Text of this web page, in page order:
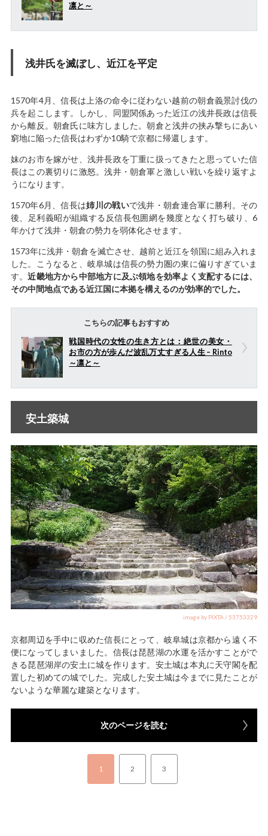
凛と～
浅井氏を滅ぼし、近江を平定
1570年4月、信長は上洛の命令に従わない越前の朝倉義景討伐の
兵を起こします。しかし、同盟関係あった近江の浅井長政は信長
から離反。朝倉氏に味方しました。朝倉と浅井の挟み撃ちにあい
窮地に陥った信長はわずか10騎で京都に帰還します。
妹のお市を嫁がせ、浅井長政を丁重に扱ってきたと思っていた信
長はこの裏切りに激怒。浅井・朝倉軍と激しい戦いを繰り返すよ
うになります。
1570年6月、信長は姉川の戦いで浅井・朝倉連合軍に勝利。その
後、足利義昭が組織する反信長包囲網を幾度となく打ち破り、6
年かけて浅井・朝倉の勢力を弱体化させます。
1573年に浅井・朝倉を滅亡させ、越前と近江を領国に組み入れま
した。こうなると、岐阜城は信長の勢力圏の東に偏りすぎていま
す。近畿地方から中部地方に及ぶ領地を効率よく支配するには、
その中間地点である近江国に本拠を構えるのが効率的でした。
こちらの記事もおすすめ
戦国時代の女性の生き方とは：絶世の美女・
お市の方が歩んだ波乱万丈すぎる人生 – Rinto
～凛と～
安土築城
image by PIXTA / 53753329
京都周辺を手中に収めた信長にとって、岐阜城は京都から遠く不
便になってしまいました。信長は琵琶湖の水運を活かすことがで
きる琵琶湖岸の安土に城を作ります。安土城は本丸に天守閣を配
置した初めての城でした。完成した安土城は今までに見たことが
ないような華麗な建築となります。
次のページを読む
1 2 3